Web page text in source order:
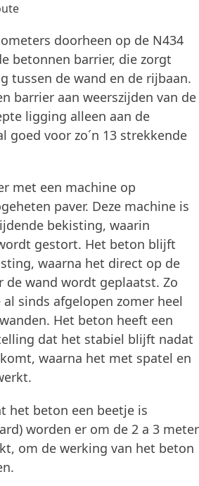
doorheen op de N434
betonnen barrier, die zorgt
tussen de wand en de rijbaan.
barrier aan weerszijden van de
ligging alleen aan de
goed voor zo´n 13 strekkende
met een machine op
paver. Deze machine is
bekisting, waarin
gestort. Het beton blijft
waarna het direct op de
de wand wordt geplaatst. Zo
sinds afgelopen zomer heel
Het beton heeft een
dat het stabiel blijft nadat
waarna het met spatel en
het beton een beetje is
worden er om de 2 a 3 meter
om de werking van het beton